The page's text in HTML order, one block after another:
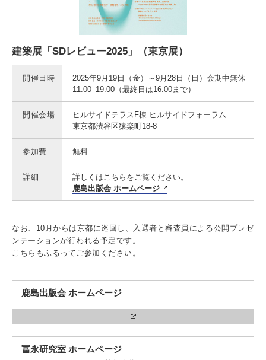
2. 工学院大学ヒストリー
3. #KUTE VOICE エンジニアリーダーたちの声
5. 遠隔授業リンク集
6. 寄付・ご支援
建築展「SDレビュー2025」（東京展）
開催日時
2025年9月19日（金）～9月28日（日）会期中無休
11:00–19:00（最終日は16:00まで）
開催会場
ヒルサイドテラスF棟 ヒルサイドフォーラム
東京都渋谷区猿楽町18-8
参加費 無料
詳細
詳しくはこちらをご覧ください。
鹿島出版会 ホームページ
なお、10月からは京都に巡回し、入選者と審査員による公開プレゼ
ンテーションが行われる予定です。
こちらもふるってご参加ください。
鹿島出版会 ホームページ
冨永研究室 ホームページ